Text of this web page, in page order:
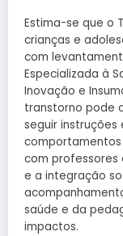
Estima-se que o
crianças e
com
Especializada à
Inovação e
transtorno pode
seguir
com professores
e a integração
saúde e da
impactos.